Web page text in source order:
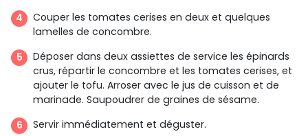
Couper les tomates cerises en deux et quelques
lamelles de concombre.
Déposer dans deux assiettes de service les épinards
crus, répartir le concombre et les tomates cerises, et
ajouter le tofu. Arroser avec le jus de cuisson et de
marinade. Saupoudrer de graines de sésame.
Servir immédiatement et déguster.